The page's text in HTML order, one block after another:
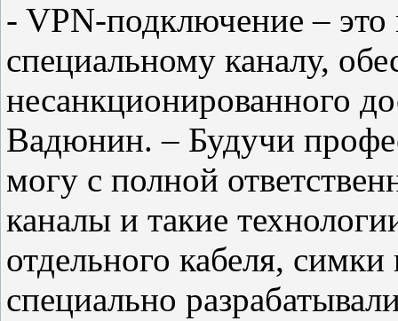
- VPN-подключение –
специальному каналу,
несанкционированного
Вадюнин. – Будучи
могу с полной
каналы и такие
отдельного кабеля,
специально